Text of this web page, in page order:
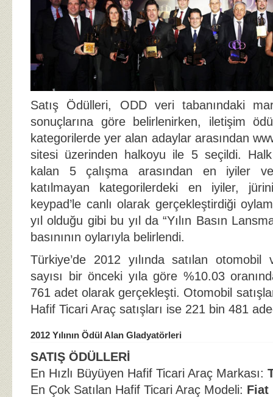
Satış Ödülleri, ODD veri tabanındaki
sonuçlarına göre belirlenirken, iletişim
kategorilerde yer alan adaylar arasından
sitesi üzerinden halkoyu ile 5 seçildi. Halk
kalan 5 çalışma arasından en iyiler
katılmayan kategorilerdeki en iyiler,
keypad’le canlı olarak gerçekleştirdiği
yıl olduğu gibi bu yıl da “Yılın Basın
basınının oylarıyla belirlendi.
Türkiye’de 2012 yılında satılan
sayısı bir önceki yıla göre %10.03
761 adet olarak gerçekleşti. Otomobil
Hafif Ticari Araç satışları ise 221 bin 481
2012 Yılının Ödül Alan Gladyatörleri
SATIŞ ÖDÜLLERİ
En Hızlı Büyüyen Hafif Ticari Araç Markası:
En Çok Satılan Hafif Ticari Araç Modeli: Fiat